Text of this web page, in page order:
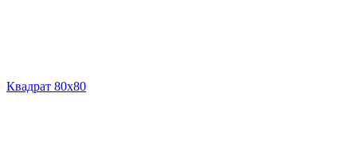
Квадрат 80х80